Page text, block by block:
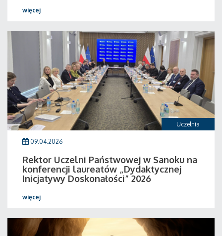
więcej
Uczelnia
09.04.2026
Rektor Uczelni Państwowej w Sanoku na
konferencji laureatów „Dydaktycznej
Inicjatywy Doskonałości” 2026
więcej